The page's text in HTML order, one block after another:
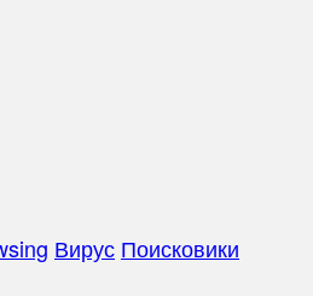
Вирус Поисковики